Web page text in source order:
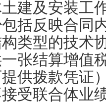
建及安装工
括反映合同
类型的技术
张结算增值
供拨款凭证
受联合体业